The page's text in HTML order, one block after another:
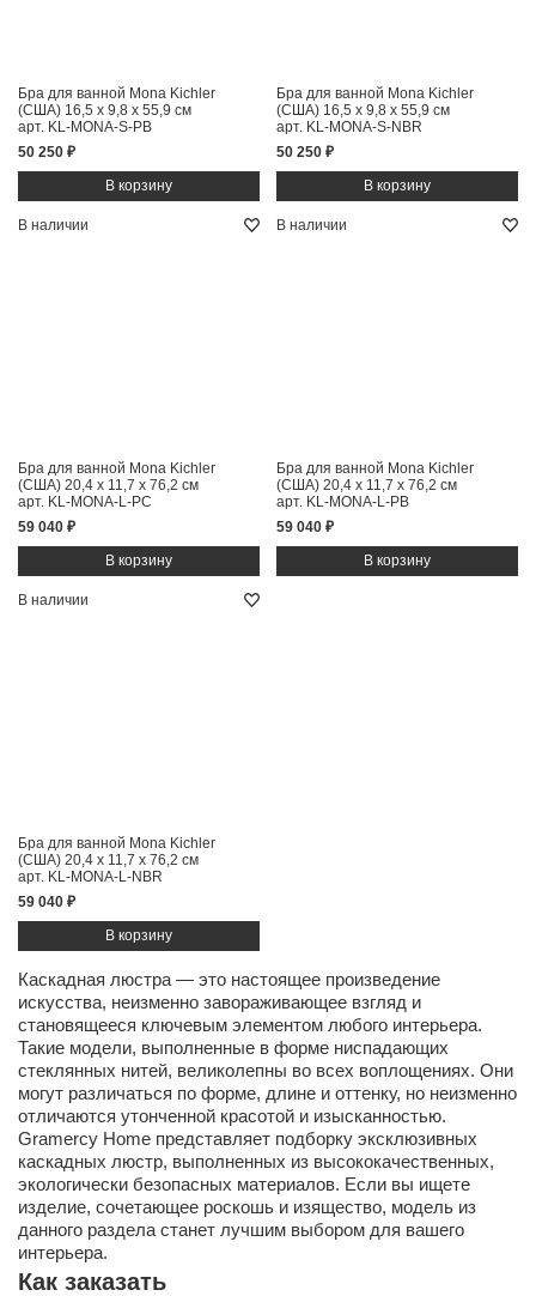
Бра для ванной Mona Kichler
(США) 16,5 x 9,8 x 55,9 см
арт. KL-MONA-S-PB
50 250 ₽
Бра для ванной Mona Kichler
(США) 16,5 x 9,8 x 55,9 см
арт. KL-MONA-S-NBR
50 250 ₽
В наличии
Бра для ванной Mona Kichler
(США) 20,4 x 11,7 x 76,2 см
арт. KL-MONA-L-PC
59 040 ₽
В наличии
Бра для ванной Mona Kichler
(США) 20,4 x 11,7 x 76,2 см
арт. KL-MONA-L-PB
59 040 ₽
В наличии
Бра для ванной Mona Kichler
(США) 20,4 x 11,7 x 76,2 см
арт. KL-MONA-L-NBR
59 040 ₽
Каскадная люстра — это настоящее произведение
искусства, неизменно завораживающее взгляд и
становящееся ключевым элементом любого интерьера.
Такие модели, выполненные в форме ниспадающих
стеклянных нитей, великолепны во всех воплощениях. Они
могут различаться по форме, длине и оттенку, но неизменно
отличаются утонченной красотой и изысканностью.
Gramercy Home представляет подборку эксклюзивных
каскадных люстр, выполненных из высококачественных,
экологически безопасных материалов. Если вы ищете
изделие, сочетающее роскошь и изящество, модель из
данного раздела станет лучшим выбором для вашего
интерьера.
Как заказать